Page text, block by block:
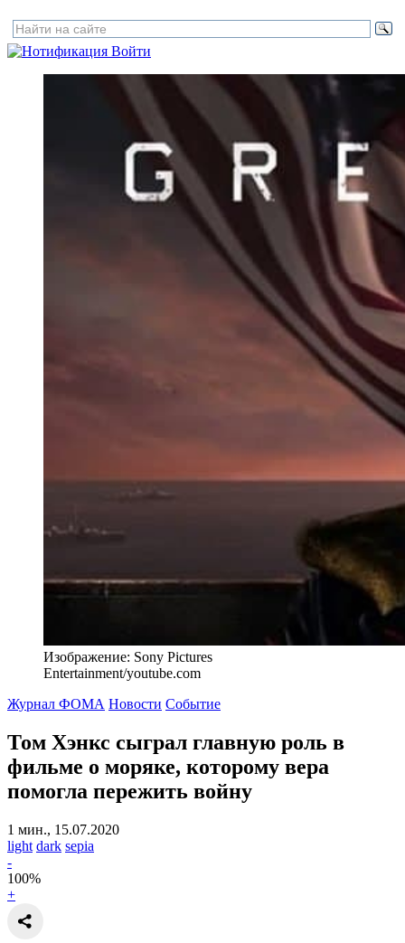
Войти
Изображение: Sony Pictures
Entertainment/youtube.com
Журнал ФОМА Новости Событие
Том Хэнкс сыграл главную роль в
фильме о моряке, которому вера
помогла пережить войну
1 мин., 15.07.2020
light dark sepia
-
100%
+